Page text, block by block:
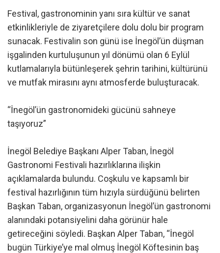
Festival, gastronominin yanı sıra kültür ve sanat
etkinlikleriyle de ziyaretçilere dolu dolu bir program
sunacak. Festivalin son günü ise İnegöl’ün düşman
işgalinden kurtuluşunun yıl dönümü olan 6 Eylül
kutlamalarıyla bütünleşerek şehrin tarihini, kültürünü
ve mutfak mirasını aynı atmosferde buluşturacak.
“İnegöl’ün gastronomideki gücünü sahneye
taşıyoruz”
İnegöl Belediye Başkanı Alper Taban, İnegöl
Gastronomi Festivali hazırlıklarına ilişkin
açıklamalarda bulundu. Coşkulu ve kapsamlı bir
festival hazırlığının tüm hızıyla sürdüğünü belirten
Başkan Taban, organizasyonun İnegöl’ün gastronomi
alanındaki potansiyelini daha görünür hale
getireceğini söyledi. Başkan Alper Taban, “İnegöl
bugün Türkiye’ye mal olmuş İnegöl Köftesinin baş